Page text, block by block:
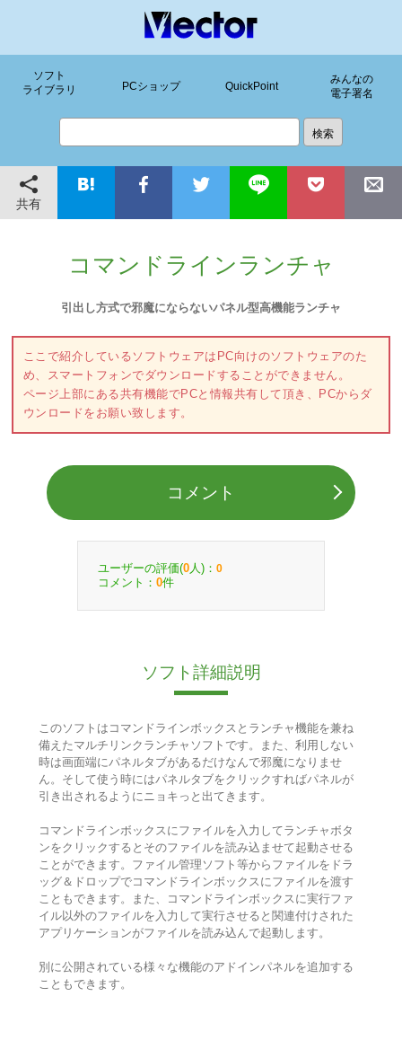
ソフト
ライブラリ
PCショップ QuickPoint
みんなの
電子署名
共有
コマンドラインランチャ
引出し方式で邪魔にならないパネル型高機能ランチャ
ここで紹介しているソフトウェアはPC向けのソフトウェアのた
め、スマートフォンでダウンロードすることができません。
ページ上部にある共有機能でPCと情報共有して頂き、PCからダ
ウンロードをお願い致します。
コメント
ユーザーの評価(0 人)： 0
コメント： 0件
ソフト詳細説明
このソフトはコマンドラインボックスとランチャ機能を兼ね
備えたマルチリンクランチャソフトです。また、利用しない
時は画面端にパネルタブがあるだけなんで邪魔になりませ
ん。そして使う時にはパネルタブをクリックすればパネルが
引き出されるようにニョキっと出てきます。
コマンドラインボックスにファイルを入力してランチャボタ
ンをクリックするとそのファイルを読み込ませて起動させる
ことができます。ファイル管理ソフト等からファイルをドラ
ッグ＆ドロップでコマンドラインボックスにファイルを渡す
こともできます。また、コマンドラインボックスに実行ファ
イル以外のファイルを入力して実行させると関連付けされた
アプリケーションがファイルを読み込んで起動します。
別に公開されている様々な機能のアドインパネルを追加する
こともできます。